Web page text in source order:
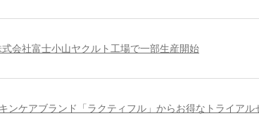
式会社富士小山ヤクルト工場で一部生産開始
ンケアブランド「ラクティフル」からお得なトライアル